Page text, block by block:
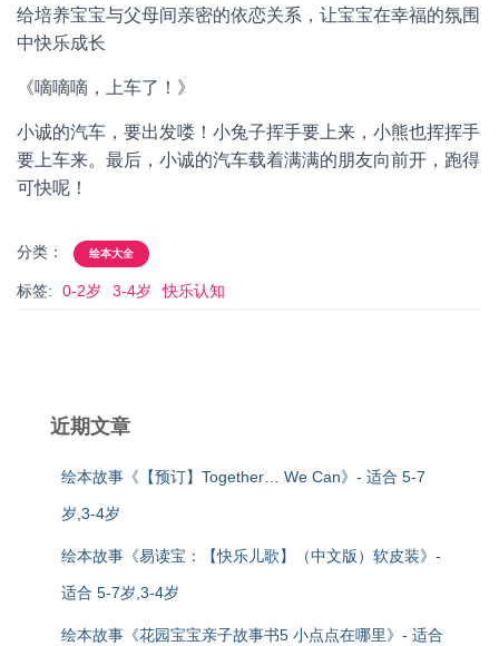
给培养宝宝与父母间亲密的依恋关系，让宝宝在幸福的氛围
中快乐成长
《嘀嘀嘀，上车了！》
小诚的汽车，要出发喽！小兔子挥手要上来，小熊也挥挥手
要上车来。最后，小诚的汽车载着满满的朋友向前开，跑得
可快呢！
分类： 绘本大全
标签: 0-2岁 3-4岁 快乐认知
近期文章
绘本故事《【预订】Together… We Can》- 适合 5-7
岁,3-4岁
绘本故事《易读宝：【快乐儿歌】（中文版）软皮装》-
适合 5-7岁,3-4岁
绘本故事《花园宝宝亲子故事书5 小点点在哪里》- 适合